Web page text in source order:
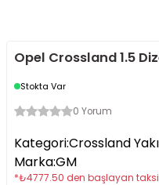
Opel Crossland 1.5
Stokta Var
0 Yorum
Kategori:Crossland
Marka:GM
*₺4777.50 den başlayan